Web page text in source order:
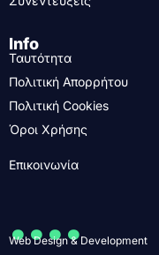
Info
Ταυτότητα
Πολιτική Απορρήτου
Πολιτική Cookies
Όροι Χρήσης
Επικοινωνία
....
Web Design & Development